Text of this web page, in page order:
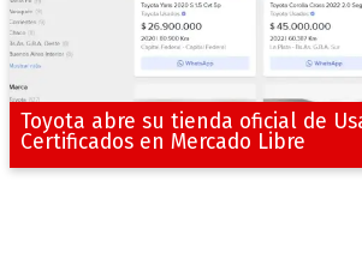
Toyota abre su tienda oficial de
Certificados en Mercado Libre